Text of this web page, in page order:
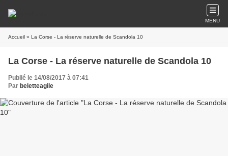
MENU
Accueil » La Corse - La réserve naturelle de Scandola 10
La Corse - La réserve naturelle de Scandola 10
Publié le 14/08/2017 à 07:41
Par beletteagile